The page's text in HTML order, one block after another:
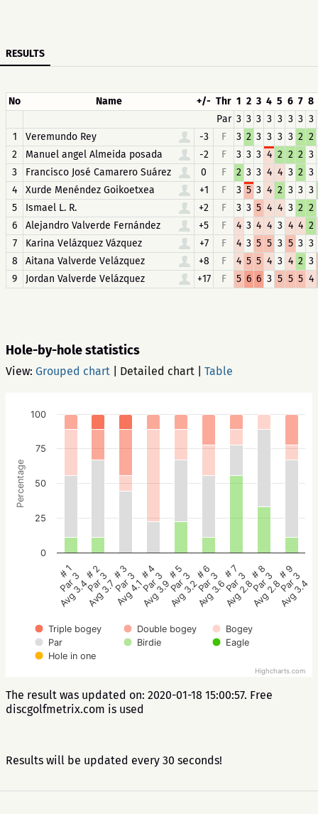
RESULTS
No Name +/- Thr 1 2 3 4 5 6 7 8
Par 3 3 3 3 3 3 3 3
1
Veremundo Rey -3 F 3 2 3 3 3 3 2 2
2
Manuel angel Almeida posada -2 F 3 3 3 4 2 2 2 3
3
Francisco José Camarero Suárez 0 F 2 3 3 4 4 3 2 3
4
Xurde Menéndez Goikoetxea +1 F 3 5 3 4 2 3 3 3
5
Ismael L. R. +2 F 3 3 5 4 4 3 2 2
6
Alejandro Valverde Fernández +5 F 4 3 4 4 3 4 4 2
7
Karina Velázquez Vázquez +7 F 4 3 5 5 3 5 3 3
8
Aitana Valverde Velázquez +8 F 4 5 5 4 3 4 2 3
9
Jordan Valverde Velázquez +17 F 5 6 6 3 5 5 5 4
Hole-by-hole statistics
View: Grouped chart Detailed chart Table
Percentage
Triple bogey Double bogey
Bogey
Par
Birdie
Eagle
Hole in one
# 1
Par 3
Avg 3.4
# 2
Par 3
Avg 3.7
# 3
Par 3
Avg 4.1
# 4
Par 3
Avg 3.9
# 5
Par 3
Avg 3.2
# 6
Par 3
Avg 3.6
# 7
Par 3
Avg 2.8
# 8
Par 3
Avg 2.8
# 9
Par 3
Avg 3.4
0
25
50
75
100
Highcharts.com
The result was updated on: 2020-01-18 15:00:57. Free
discgolfmetrix.com is used
Results will be updated every 30 seconds!